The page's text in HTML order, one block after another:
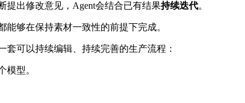
提出修改意见，Agent会结合已有结果持续迭代。
够在保持素材一致性的前提下完成。
可以持续编辑、持续完善的生产流程：
模型。